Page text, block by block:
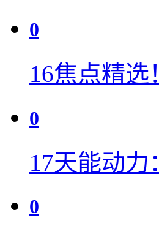
0
16焦点精选
0
17天能动力
0